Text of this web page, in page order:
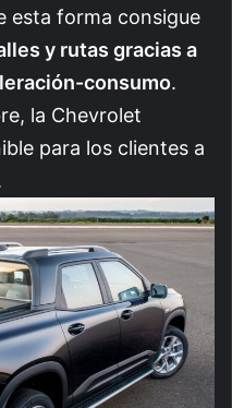
esta forma consigue
y rutas gracias a
consumo.
la Chevrolet
para los clientes a